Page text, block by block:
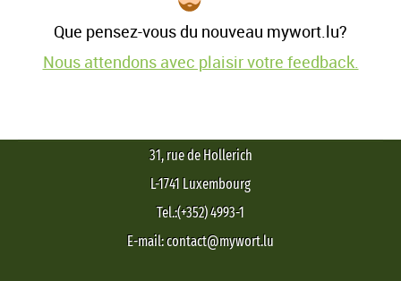
Que pensez-vous du nouveau mywort.lu?
Nous attendons avec plaisir votre feedback.
31, rue de Hollerich
L-1741 Luxembourg
Tel.:(+352) 4993-1
E-mail: contact@mywort.lu